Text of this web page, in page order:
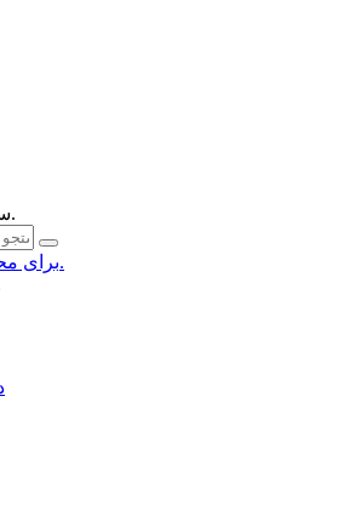
سبد خرید شما خالی است.
برای محصولات بیشتر کلیک کنید.